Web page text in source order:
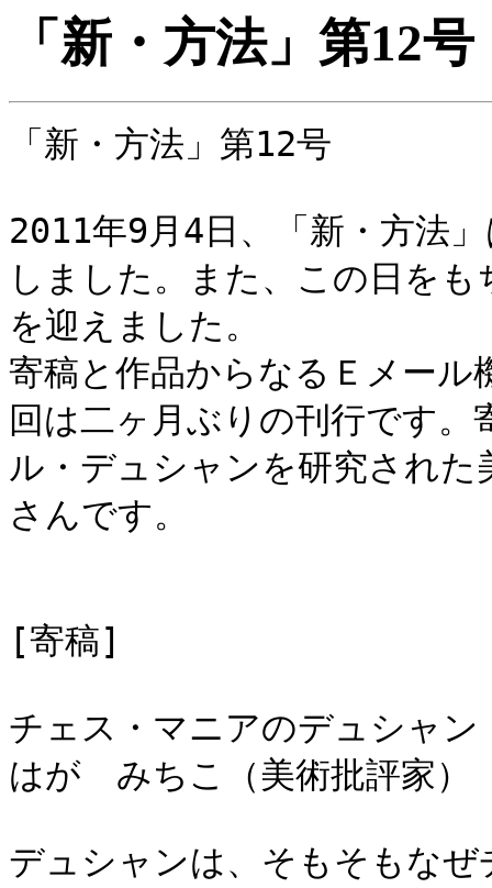
「新・方法」第12号
「新・方法」第12号
2011年9月4日、「新・方法
しました。また、この日を
を迎えました。
寄稿と作品からなるＥメール
回は二ヶ月ぶりの刊行です
ル・デュシャンを研究され
さんです。
[寄稿]
チェス・マニアのデュシャン
はが みちこ（美術批評家）
デュシャンは、そもそもな